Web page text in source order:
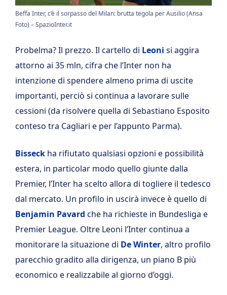
Beffa Inter, c’è il sorpasso del Milan: brutta tegola per Ausilio (Ansa
Foto) – SpazioInter.it
Probelma? Il prezzo. Il cartello di Leoni si aggira
attorno ai 35 mln, cifra che l’Inter non ha
intenzione di spendere almeno prima di uscite
importanti, perciò si continua a lavorare sulle
cessioni (da risolvere quella di Sebastiano Esposito
conteso tra Cagliari e per l’appunto Parma).
Bisseck ha rifiutato qualsiasi opzioni e possibilità
estera, in particolar modo quello giunte dalla
Premier, l’Inter ha scelto allora di togliere il tedesco
dal mercato. Un profilo in uscirà invece è quello di
Benjamin Pavard che ha richieste in Bundesliga e
Premier League. Oltre Leoni l’Inter continua a
monitorare la situazione di De Winter, altro profilo
parecchio gradito alla dirigenza, un piano B più
economico e realizzabile al giorno d’oggi.